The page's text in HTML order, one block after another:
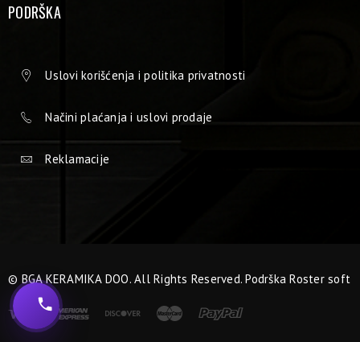
PODRŠKA
Uslovi korišćenja i politika privatnosti
Načini plaćanja i uslovi prodaje
Reklamacije
© BGA KERAMIKA DOO. All Rights Reserved. PodrškaRoster soft